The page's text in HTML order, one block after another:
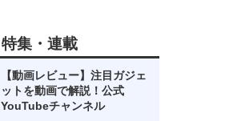
特集・連載
【動画レビュー】注目ガジェ
ットを動画で解説！公式
YouTubeチャンネル